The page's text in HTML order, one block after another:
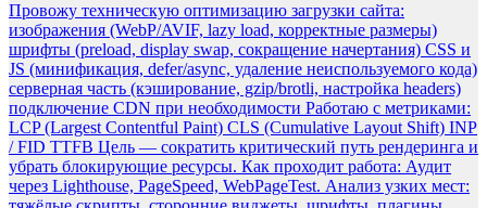
Провожу техническую оптимизацию загрузки сайта:
изображения (WebP/AVIF, lazy load, корректные размеры)
шрифты (preload, display swap, сокращение начертания) CSS и
JS (минификация, defer/async, удаление неиспользуемого кода)
серверная часть (кэширование, gzip/brotli, настройка headers)
подключение CDN при необходимости Работаю с метриками:
LCP (Largest Contentful Paint) CLS (Cumulative Layout Shift) INP
/ FID TTFB Цель — сократить критический путь рендеринга и
убрать блокирующие ресурсы. Как проходит работа: Аудит
через Lighthouse, PageSpeed, WebPageTest. Анализ узких мест: